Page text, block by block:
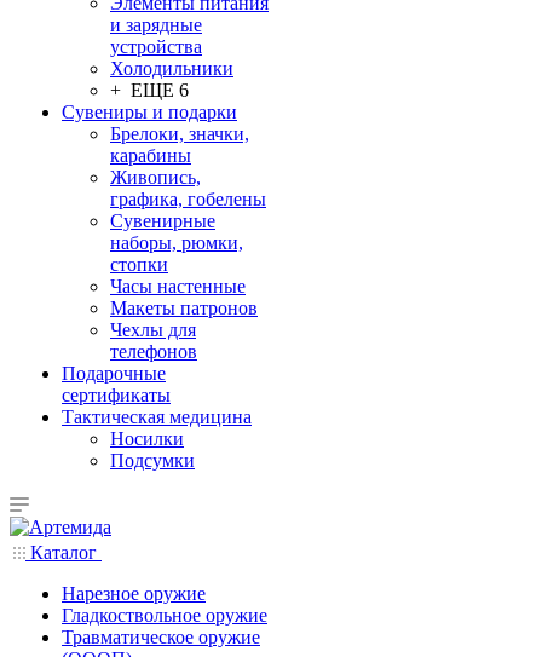
и зарядные
устройства
Холодильники
+ ЕЩЕ 6
Сувениры и подарки
Брелоки, значки,
карабины
Живопись,
графика, гобелены
Сувенирные
наборы, рюмки,
стопки
Часы настенные
Макеты патронов
Чехлы для
телефонов
Подарочные
сертификаты
Тактическая медицина
Носилки
Подсумки
Каталог
Нарезное оружие
Гладкоствольное оружие
Травматическое оружие